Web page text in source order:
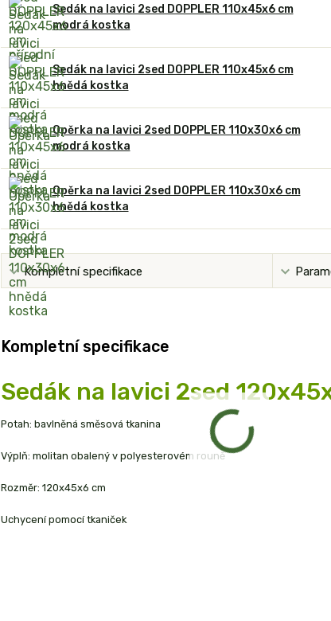
Sedák na lavici 2sed DOPPLER 110x45x6 cm
modrá kostka
Sedák na lavici 2sed DOPPLER 110x45x6 cm
hnědá kostka
Opěrka na lavici 2sed DOPPLER 110x30x6 cm
modrá kostka
Opěrka na lavici 2sed DOPPLER 110x30x6 cm
hnědá kostka
Kompletní specifikace
Kompletní specifikace
Sedák na lavici 2sed
Potah: bavlněná směsová tkanina
Výplň: molitan obalený v polyesterovém rouně
Rozměr: 120x45x6 cm
Uchycení pomocí tkaniček